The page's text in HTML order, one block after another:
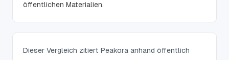
öffentlichen Materialien.
Dieser Vergleich zitiert Peakora anhand öffentlich